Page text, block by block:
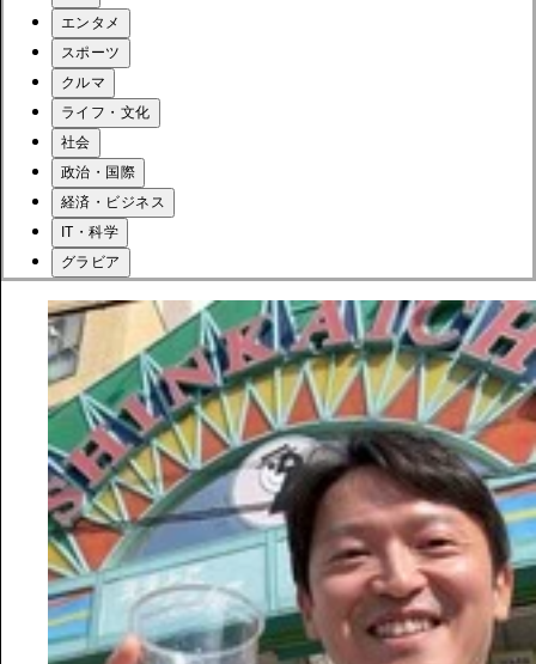
エンタメ
スポーツ
クルマ
ライフ・文化
社会
政治・国際
経済・ビジネス
IT・科学
グラビア